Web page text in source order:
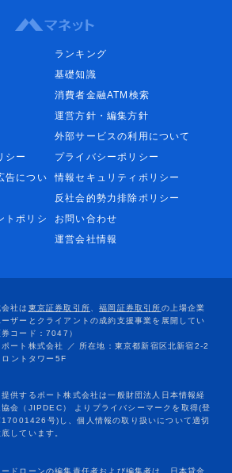
ランキング
基礎知識
消費者金融ATM検索
運営方針・編集方針
外部サービスの利用について
シー
プライバシーポリシー
告につい
情報セキュリティポリシー
反社会的勢力排除ポリシー
トポリシ
お問い合わせ
運営会社情報
ドローンの編集責任者および編集者は、日本貸金